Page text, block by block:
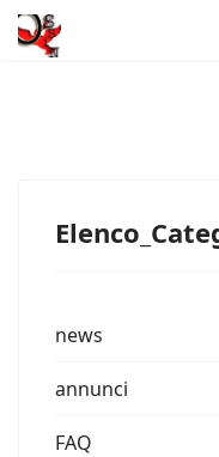
news
annunci
FAQ